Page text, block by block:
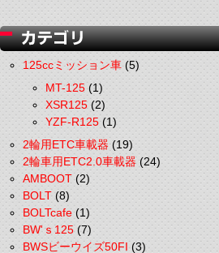
125ccミッション車(5)
MT-125(1)
XSR125(2)
YZF-R125(1)
2輪用ETC車載器(19)
2輪車用ETC2.0車載器(24)
AMBOOT(2)
BOLT(8)
BOLTcafe(1)
BW'ｓ125(7)
BWSビーウイズ50FI(3)